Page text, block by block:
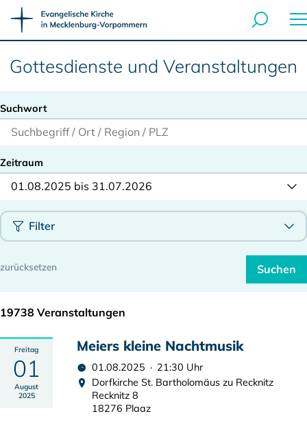
Gottesdienste und Veranstaltungen
Suchwort
Zeitraum
01.08.2025 bis 31.07.2026
Filter
19738 Veranstaltungen
Freitag
01
August
2025
Meiers kleine Nachtmusik
01.08.2025 · 21:30 Uhr
Dorfkirche St. Bartholomäus zu Recknitz
Recknitz 8
18276 Plaaz